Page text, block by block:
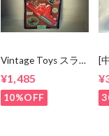
Vintage Toys スライ
ドホイッスル
¥1,485
10%OFF
[